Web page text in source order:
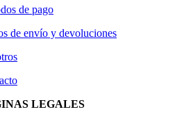
de pago
de envío y devoluciones
LEGALES